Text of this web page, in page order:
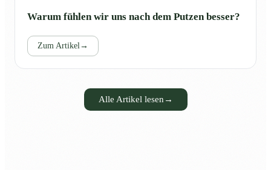
Warum fühlen wir uns nach dem Putzen besser?
Zum Artikel →
Alle Artikel lesen →